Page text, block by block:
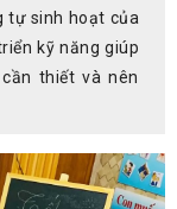
tự sinh hoạt của
kỹ năng giúp
thiết và nên